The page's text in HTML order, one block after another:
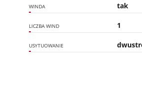
WINDA tak
LICZBA WIND 1
USYTUOWANIE